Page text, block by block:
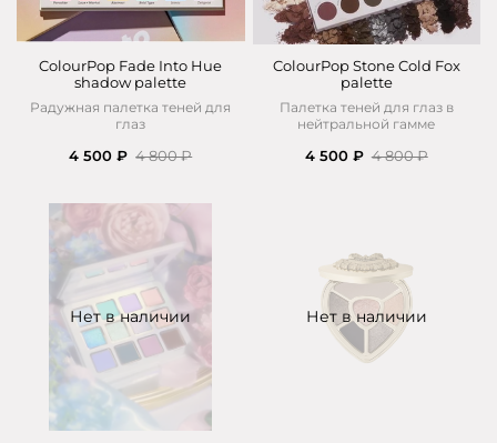
ColourPop Fade Into Hue
shadow palette
Радужная палетка теней для
глаз
4 500 ₽ 4 800 ₽
ColourPop Stone Cold Fox
palette
Палетка теней для глаз в
нейтральной гамме
4 500 ₽ 4 800 ₽
Нет в наличии Нет в наличии